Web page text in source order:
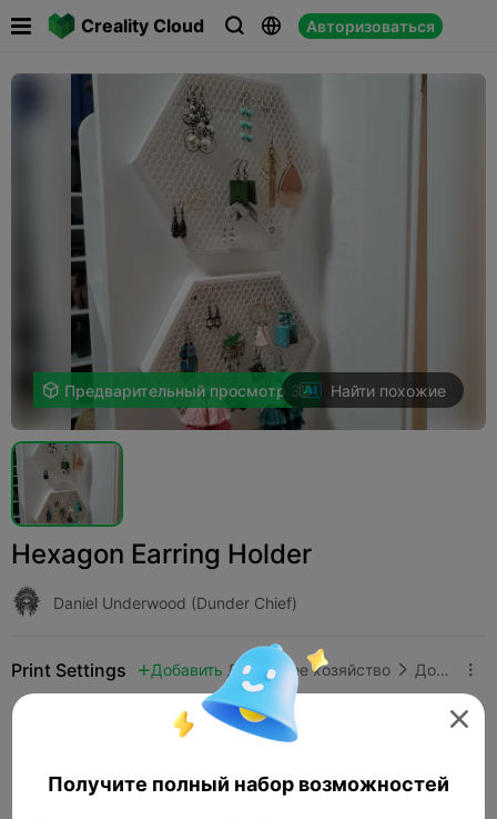
Creality Cloud   Авторизоваться
 
 Предварительный просмотр 3D Найти похожие
Hexagon Earring Holder
Daniel Underwood (Dunder Chief)
Print Settings  Добавить Домашнее хозяйство  Домашний декор и украшения 
Добавить настройки печати
Заработайте больше очков

Получите полный набор возможностей